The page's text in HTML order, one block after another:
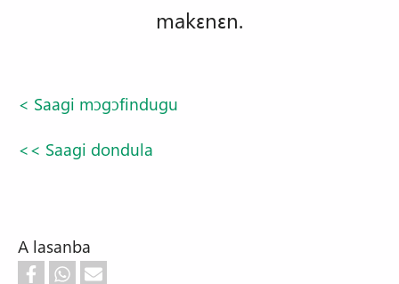
makɛnɛn.
< Saagi mɔgɔfindugu
<< Saagi dondula
A lasanba